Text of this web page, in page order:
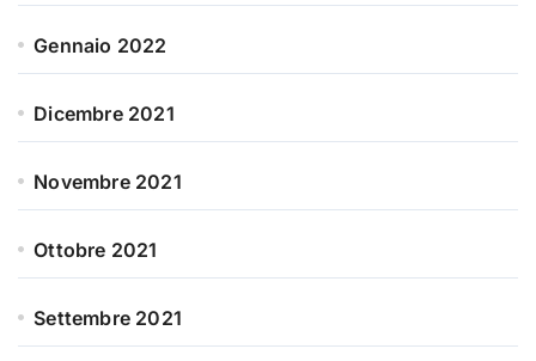
Gennaio 2022
Dicembre 2021
Novembre 2021
Ottobre 2021
Settembre 2021